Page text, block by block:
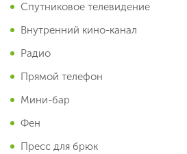
Спутниковое телевидение
Внутренний кино-канал
Радио
Прямой телефон
Мини-бар
Фен
Пресс для брюк